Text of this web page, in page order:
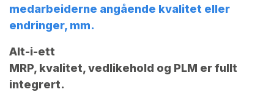
medarbeiderne angående kvalitet eller
endringer, mm.
Alt-i-ett
MRP, kvalitet, vedlikehold og PLM er fullt
integrert.